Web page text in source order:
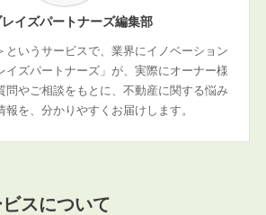
イズパートナーズ編集部
というサービスで、業界にイノベーション
イズパートナーズ」が、実際にオーナー様
問やご相談をもとに、不動産に関する悩み
報を、分かりやすくお届けします。
スについて